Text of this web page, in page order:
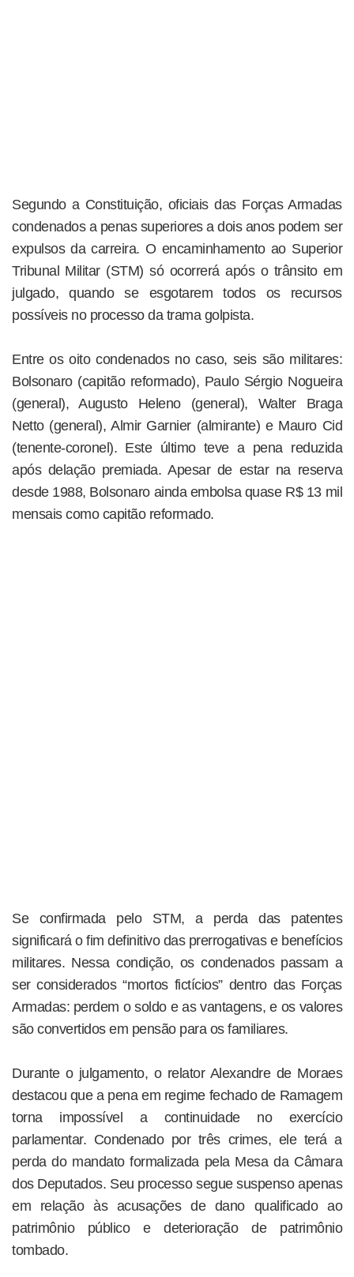
Segundo a Constituição, oficiais das Forças Armadas
condenados a penas superiores a dois anos podem ser
expulsos da carreira. O encaminhamento ao Superior
Tribunal Militar (STM) só ocorrerá após o trânsito em
julgado, quando se esgotarem todos os recursos
possíveis no processo da trama golpista.
Entre os oito condenados no caso, seis são militares:
Bolsonaro (capitão reformado), Paulo Sérgio Nogueira
(general), Augusto Heleno (general), Walter Braga
Netto (general), Almir Garnier (almirante) e Mauro Cid
(tenente-coronel). Este último teve a pena reduzida
após delação premiada. Apesar de estar na reserva
desde 1988, Bolsonaro ainda embolsa quase R$ 13 mil
mensais como capitão reformado.
Se confirmada pelo STM, a perda das patentes
significará o fim definitivo das prerrogativas e benefícios
militares. Nessa condição, os condenados passam a
ser considerados “mortos fictícios” dentro das Forças
Armadas: perdem o soldo e as vantagens, e os valores
são convertidos em pensão para os familiares.
Durante o julgamento, o relator Alexandre de Moraes
destacou que a pena em regime fechado de Ramagem
torna impossível a continuidade no exercício
parlamentar. Condenado por três crimes, ele terá a
perda do mandato formalizada pela Mesa da Câmara
dos Deputados. Seu processo segue suspenso apenas
em relação às acusações de dano qualificado ao
patrimônio público e deterioração de patrimônio
tombado.